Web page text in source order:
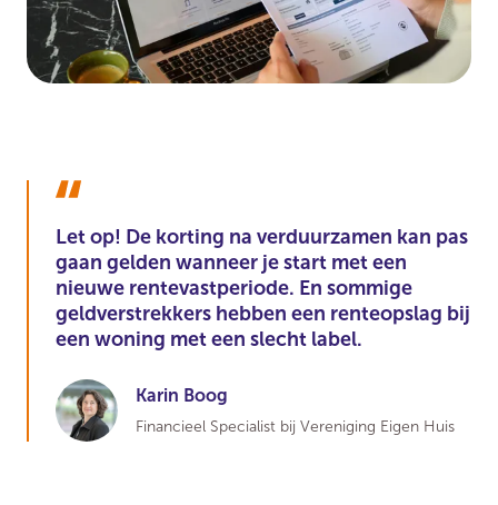
Let op! De korting na verduurzamen kan pas
gaan gelden wanneer je start met een
nieuwe rentevastperiode. En sommige
geldverstrekkers hebben een renteopslag bij
een woning met een slecht label.
Karin Boog
Financieel Specialist bij Vereniging Eigen Huis